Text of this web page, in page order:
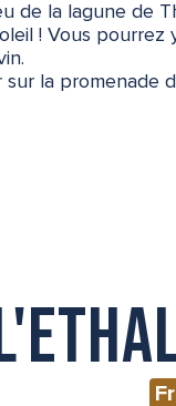
de la lagune de
! Vous pourrez
la promenade